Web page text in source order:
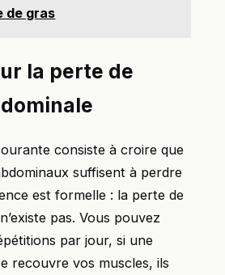
de gras
la perte de
consiste à croire que
suffisent à perdre
est formelle : la perte de
pas. Vous pouvez
par jour, si une
recouvre vos muscles, ils